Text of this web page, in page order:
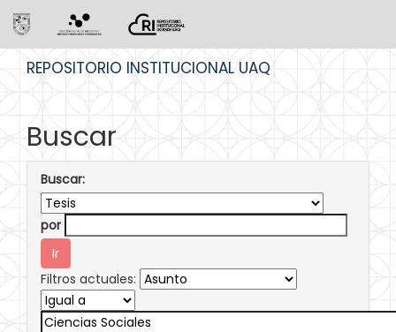
REPOSITORIO INSTITUCIONAL UAQ
Buscar
Buscar:
por
Filtros actuales: